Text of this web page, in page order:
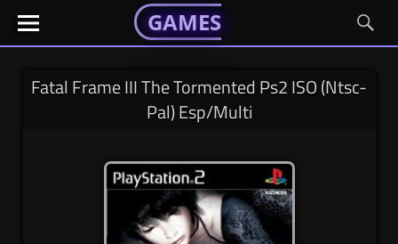
Skip
GAMESGX
El
portal
tus
GAMESGX
GAMESGX
El
portal
tus
Fatal Frame III The Tormented Ps2 ISO (Ntsc-
Pal) Esp/Multi